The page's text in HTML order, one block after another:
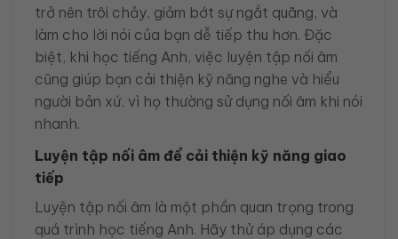
trở nên trôi chảy, giảm bớt sự ngắt quãng, và
làm cho lời nói của bạn dễ tiếp thu hơn. Đặc
biệt, khi học tiếng Anh, việc luyện tập nối âm
cũng giúp bạn cải thiện kỹ năng nghe và hiểu
người bản xứ, vì họ thường sử dụng nối âm khi nói
nhanh.
Luyện tập nối âm để cải thiện kỹ năng giao
tiếp
Luyện tập nối âm là một phần quan trọng trong
quá trình học tiếng Anh. Hãy thử áp dụng các